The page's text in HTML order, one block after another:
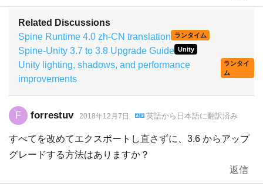
Related Discussions
Spine Runtime 4.0 zh-CN translation
ランタイム
Spine-Unity 3.7 to 3.8 Upgrade Guide Unity
Unity lighting, shadows, and performance
improvements
ランタイ
ム
F forrestuv 2018年12月7日 英語から 日本語に翻訳済み
すべてを改めてエクスポートし直さずに、3.6 からアップ
グレードする方法はありますか？
返信